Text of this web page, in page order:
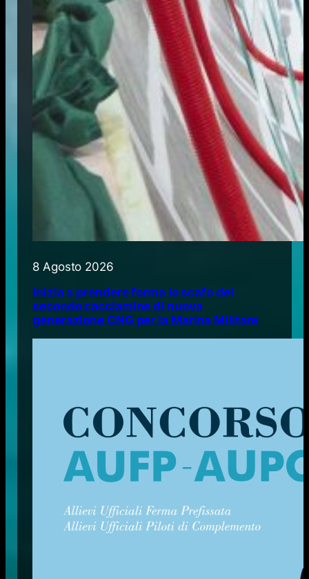
8 Agosto 2026
Inizia a prendere forma lo scafo del
secondo cacciamine di nuova
generazione CNG per la Marina Militare